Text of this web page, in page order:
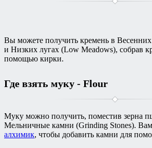
Вы можете получить кремень в Весенних
и Низких лугах (Low Meadows), собрав
помощью кирки.
Где взять муку - Flour
Муку можно получить, поместив зерна
Мельничные камни (Grinding Stones).
алхимик, чтобы добавить камни для